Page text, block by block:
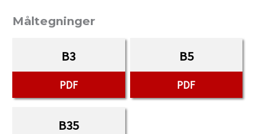
Måltegninger
B3
PDF
B5
PDF
B35